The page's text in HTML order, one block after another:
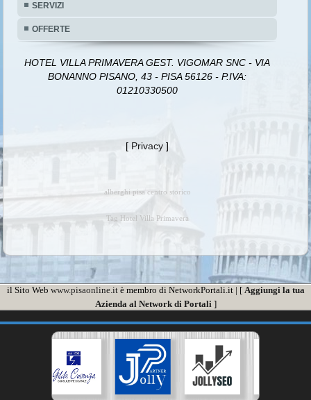
SERVIZI
OFFERTE
HOTEL VILLA PRIMAVERA GEST. VIGOMAR SNC - VIA
BONANNO PISANO, 43 - PISA 56126 - P.IVA:
01210330500
[ Privacy ]
alberghi pisa centro storico
Tag Hotel Villa Primavera
il Sito Web www.pisaonline.itè membro di NetworkPortali.it | [ Aggiungi la tua
Azienda al Network di Portali ]